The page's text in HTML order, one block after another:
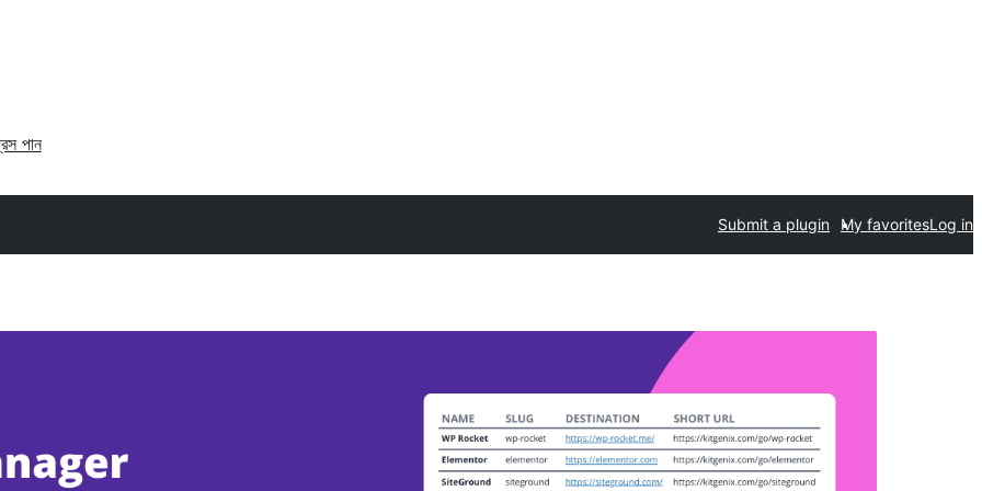
পান
Submit a plugin My favoritesLog in